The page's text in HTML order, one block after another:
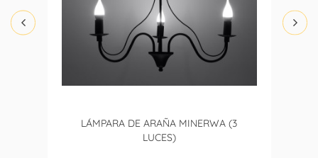
LÁMPARA DE ARAÑA MINERWA (3
LUCES)